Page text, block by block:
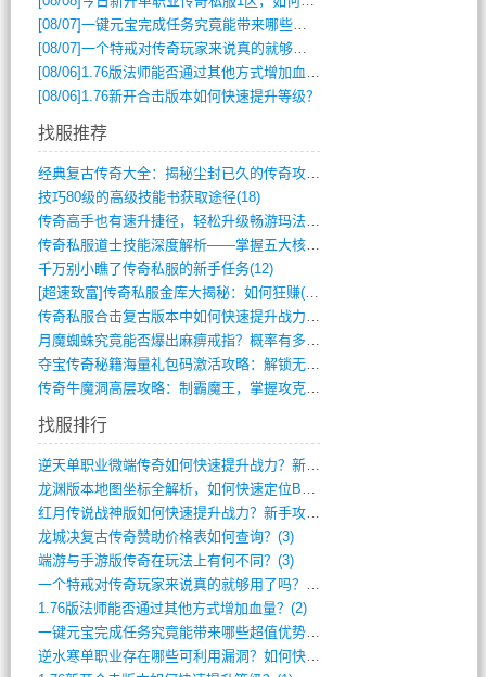
[08/07]一键元宝完成任务究竟能带来哪些超值优势？
[08/07]一个特戒对传奇玩家来说真的就够用了吗？
[08/06] 1.76版法师能否通过其他方式增加血量？
[08/06] 1.76新开合击版本如何快速提升等级？
找服推荐
经典复古传奇大全：揭秘尘封已久的传奇攻略(348)
技巧80级的高级技能书获取途径(18)
传奇高手也有速升捷径，轻松升级畅游玛法(11)
传奇私服道士技能深度解析——掌握五大核心(956)
千万别小瞧了传奇私服的新手任务(12)
[超速致富]传奇私服金库大揭秘：如何狂赚(590)
传奇私服合击复古版本中如何快速提升战力与(917)
月魔蜘蛛究竟能否爆出麻痹戒指？概率有多大(11)
夺宝传奇秘籍海量礼包码激活攻略：解锁无限(587)
传奇牛魔洞高层攻略：制霸魔王，掌握攻克要(12)
找服排行
逆天单职业微端传奇如何快速提升战力？新手(4)
龙渊版本地图坐标全解析，如何快速定位BO(4)
红月传说战神版如何快速提升战力？新手攻略(3)
龙城决复古传奇赞助价格表如何查询？(3)
端游与手游版传奇在玩法上有何不同？(3)
一个特戒对传奇玩家来说真的就够用了吗？(2)
1.76版法师能否通过其他方式增加血量？(2)
一键元宝完成任务究竟能带来哪些超值优势？(1)
逆水寒单职业存在哪些可利用漏洞？如何快速(1)